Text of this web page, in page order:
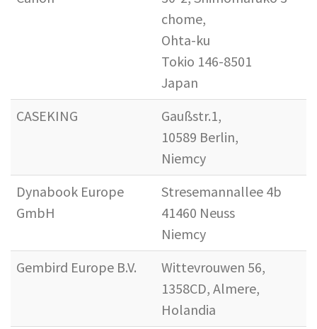
chome,
Ohta-ku
Tokio 146-8501
Japan
CASEKING
Gaußstr.1,
10589 Berlin,
Niemcy
Dynabook Europe
GmbH
Stresemannallee 4b
41460 Neuss
Niemcy
Gembird Europe B.V.
Wittevrouwen 56,
1358CD, Almere,
Holandia